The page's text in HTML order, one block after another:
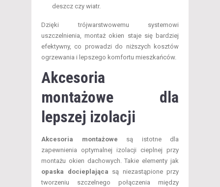
deszcz czy wiatr.
Dzięki trójwarstwowemu systemowi
uszczelnienia, montaż okien staje się bardziej
efektywny, co prowadzi do niższych kosztów
ogrzewania i lepszego komfortu mieszkańców.
Akcesoria
montażowe dla
lepszej izolacji
Akcesoria montażowe są istotne dla
zapewnienia optymalnej izolacji cieplnej przy
montażu okien dachowych. Takie elementy jak
opaska docieplająca są niezastąpione przy
tworzeniu szczelnego połączenia między